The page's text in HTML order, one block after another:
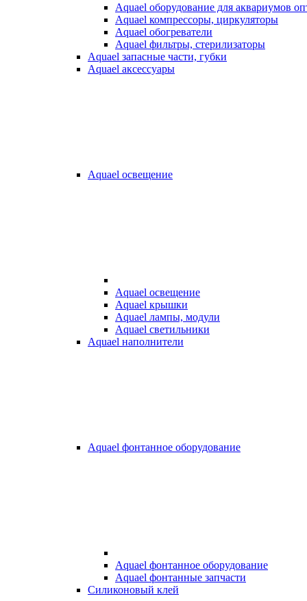
Aquael оборудование для аквариумов
Aquael компрессоры, циркуляторы
Aquael обогреватели
Aquael фильтры, стерилизаторы
Aquael запасные части, губки
Aquael аксессуары
Aquael освещение
Aquael освещение
Aquael крышки
Aquael лампы, модули
Aquael светильники
Aquael наполнители
Aquael фонтанное оборудование
Aquael фонтанное оборудование
Aquael фонтанные запчасти
Силиконовый клей